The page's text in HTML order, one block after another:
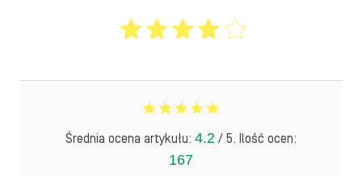
Średnia ocena artykułu: 4.2 / 5. Ilość ocen:
167